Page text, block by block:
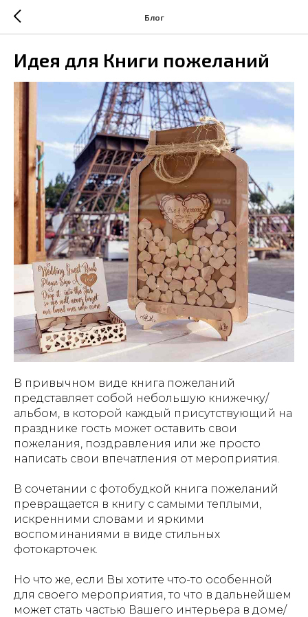
Блог
Идея для Книги пожеланий
В привычном виде книга пожеланий
представляет собой небольшую книжечку/
альбом, в которой каждый присутствующий на
празднике гость может оставить свои
пожелания, поздравления или же просто
написать свои впечатления от мероприятия.
В сочетании с фотобудкой книга пожеланий
превращается в книгу с самыми теплыми,
искренними словами и яркими
воспоминаниями в виде стильных
фотокарточек.
Но что же, если Вы хотите что-то особенной
для своего мероприятия, то что в дальнейшем
может стать частью Вашего интерьера в доме/